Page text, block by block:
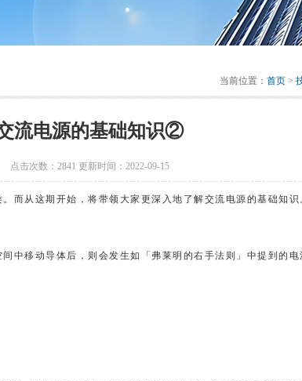
当前位置： 首页 >
流电源的基础知识②
点击次数：2841 更新时间：2022-09-15
而从这期开始，将带领大家更深入地了解交流电源的基础知识
中移动导体后，则会发生如「弗莱明的右手法则」中提到的